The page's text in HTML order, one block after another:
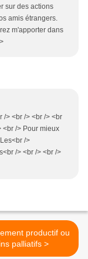
sur des actions
amis étrangers.
m'apporter dans
/> <br /> <br /> <br
<br /> Pour mieux
/>
/> <br /> <br />
productif ou
soins palliatifs >